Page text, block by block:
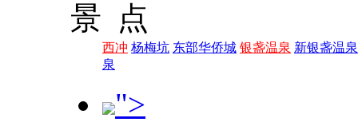
景 点
西冲 杨梅坑 东部华侨城 银盏温泉 新银盏温泉
泉
">